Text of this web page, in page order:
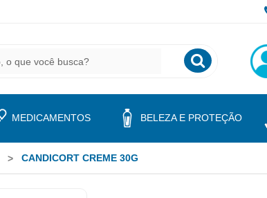
MEDICAMENTOS BELEZA E PROTEÇÃO
CANDICORT CREME 30G